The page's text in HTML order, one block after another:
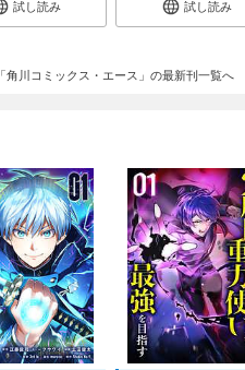
試し読み 試し読み
「角川コミックス・エース」の最新刊一覧へ